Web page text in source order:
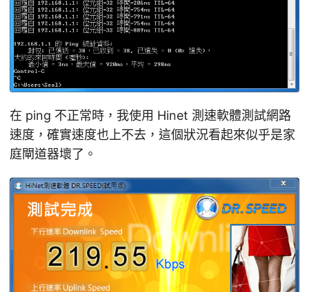
在 ping 不正常時，我使用 Hinet 測速軟體測試網路
速度，確實速度也上不去，這個狀況看起來似乎是家
庭閘道器壞了。